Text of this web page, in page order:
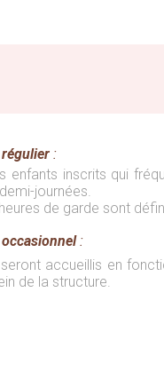
régulier:
enfants inscrits qui
journées.
de garde sont
occasionnel:
accueillis en
de la structure.